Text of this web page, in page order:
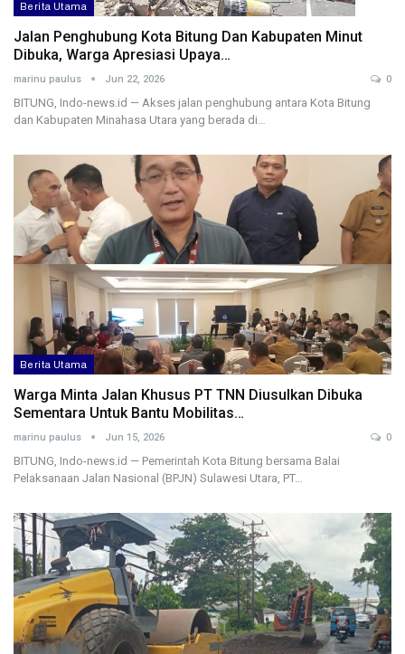
Berita Utama
Jalan Penghubung Kota Bitung Dan Kabupaten Minut
Dibuka, Warga Apresiasi Upaya…
marinu paulus Jun 22, 2026 0
BITUNG, Indo-news.id — Akses jalan penghubung antara Kota Bitung
dan Kabupaten Minahasa Utara yang berada di…
Berita Utama
Warga Minta Jalan Khusus PT TNN Diusulkan Dibuka
Sementara Untuk Bantu Mobilitas…
marinu paulus Jun 15, 2026 0
BITUNG, Indo-news.id — Pemerintah Kota Bitung bersama Balai
Pelaksanaan Jalan Nasional (BPJN) Sulawesi Utara, PT…